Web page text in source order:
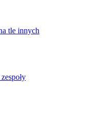
tle innych